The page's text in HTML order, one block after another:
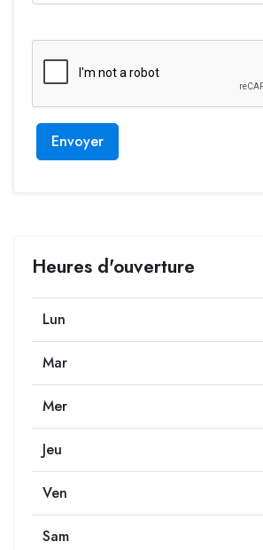
Envoyer
Heures d'ouverture
Lun
Mar
Mer
Jeu
Ven
Sam